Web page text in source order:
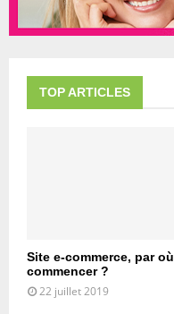
TOP ARTICLES
Site e-commerce, par où
commencer ?
22 juillet 2019